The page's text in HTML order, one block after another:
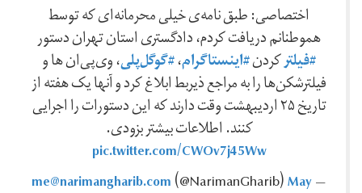
اختصاصی: طبق نامه‌ی خیلی محرمانه‌ای که توسط
هموطنانم دریافت کردم، دادگستری استان تهران دستور
#فیلترکردن#اینستاگرام،#گوگل‌پلی، وی‌پی‌ان ها و
فیلترشکن‌ها را به مراجع ذیربط ابلاغ کرد و آنها یک هفته از
تاریخ ۲۵ اردیبهشت وقت دارند که این دستورات را اجرایی
کنند. اطلاعات بیشتر بزودی.
pic.twitter.com/CWOv7j45Ww
—
me@narimangharib.com(@NarimanGharib)May